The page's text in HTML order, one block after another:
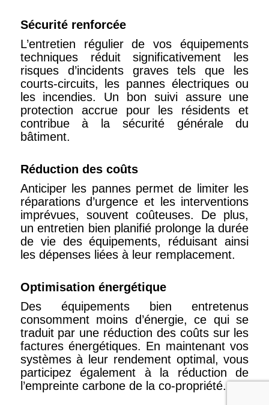
Sécurité renforcée
L’entretien régulier de vos équipements
techniques réduit significativement les
risques d’incidents graves tels que les
courts-circuits, les pannes électriques ou
les incendies. Un bon suivi assure une
protection accrue pour les résidents et
contribue à la sécurité générale du
bâtiment.
Réduction des coûts
Anticiper les pannes permet de limiter les
réparations d’urgence et les interventions
imprévues, souvent coûteuses. De plus,
un entretien bien planifié prolonge la durée
de vie des équipements, réduisant ainsi
les dépenses liées à leur remplacement.
Optimisation énergétique
Des équipements bien entretenus
consomment moins d’énergie, ce qui se
traduit par une réduction des coûts sur les
factures énergétiques. En maintenant vos
systèmes à leur rendement optimal, vous
participez également à la réduction de
l’empreinte carbone de la co-propriété.